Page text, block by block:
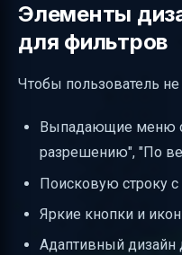
Элементы
для фильтров
Чтобы пользователь не
Выпадающие меню
разрешению", "По
Поисковую строку с
Яркие кнопки и
Адаптивный дизайн